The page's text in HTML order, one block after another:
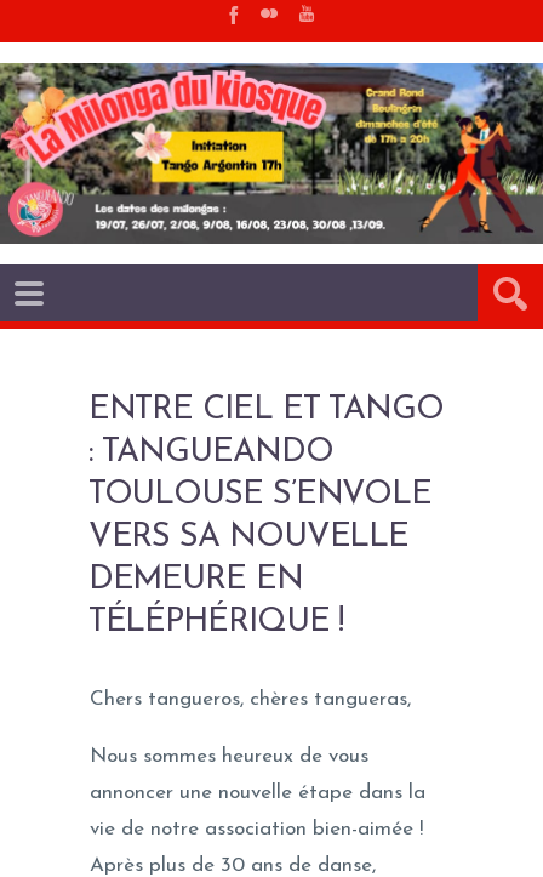
ENTRE CIEL ET TANGO
: TANGUEANDO
TOULOUSE S’ENVOLE
VERS SA NOUVELLE
DEMEURE EN
TÉLÉPHÉRIQUE !
Chers tangueros, chères tangueras,
Nous sommes heureux de vous
annoncer une nouvelle étape dans la
vie de notre association bien-aimée !
Après plus de 30 ans de danse,